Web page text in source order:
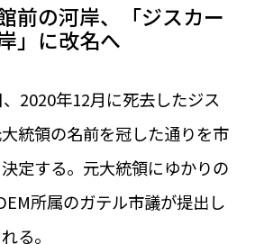
PARIS 14℃ / 12℃
FR 16:27 ／ JP 23:27
1€＝182.36円
お問い合わせ
前の河岸、「ジスカー
」に改名へ
2020年12月に死去したジス
統領の名前を冠した通りを市
定する。元大統領にゆかりの
所属のガテル市議が提出し
る。